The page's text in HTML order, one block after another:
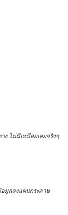
ง ไม่มีเหนื่อยเลยจริงๆ
มูลลงแผ่นกระดาษ